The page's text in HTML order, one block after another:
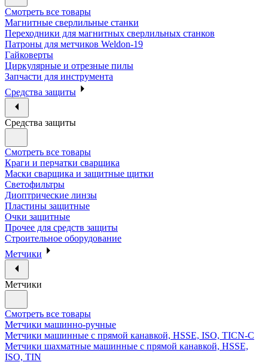
Смотреть все товары
Магнитные сверлильные станки
Переходники для магнитных сверлильных станков
Патроны для метчиков Weldon-19
Гайковерты
Циркулярные и отрезные пилы
Запчасти для инструмента
Средства защиты
Средства защиты
Смотреть все товары
Краги и перчатки сварщика
Маски сварщика и защитные щитки
Светофильтры
Диоптрические линзы
Пластины защитные
Очки защитные
Прочее для средств защиты
Строительное оборудование
Метчики
Метчики
Смотреть все товары
Метчики машинно-ручные
Метчики машинные с прямой канавкой, HSSE, ISO, TICN-C
Метчики шахматные машинные с прямой канавкой, HSSE,
ISO, TIN